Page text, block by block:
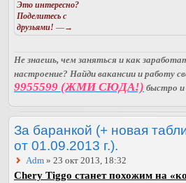
Это интересно?
Поделитесь с
друзьями! —→
Не знаешь, чем заняться и как
настроение? Найди вакансии и работу
9955599 (ЖМИ СЮДА!) быстро и
За баранкой (+ новая
от 01.09.2013 г.).
Adm » 23 окт 2013, 18:32
Chery Tiggo станет похожим на